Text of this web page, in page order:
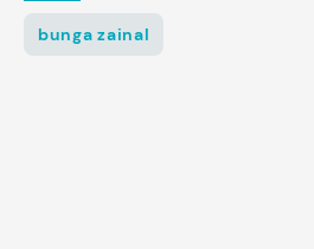
bunga zainal